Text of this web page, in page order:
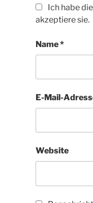
Ich habe die
akzeptiere sie.
Name*
E-Mail-
Website